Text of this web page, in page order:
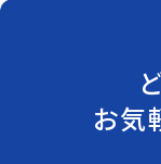
お気